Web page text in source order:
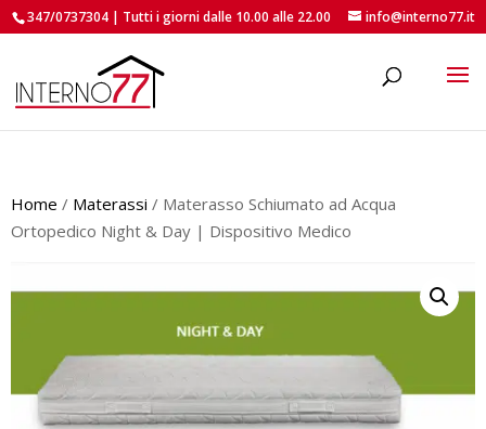
347/0737304 | Tutti i giorni dalle 10.00 alle 22.00 info@interno77.it
Home / Materassi / Materasso Schiumato ad Acqua
Ortopedico Night & Day | Dispositivo Medico